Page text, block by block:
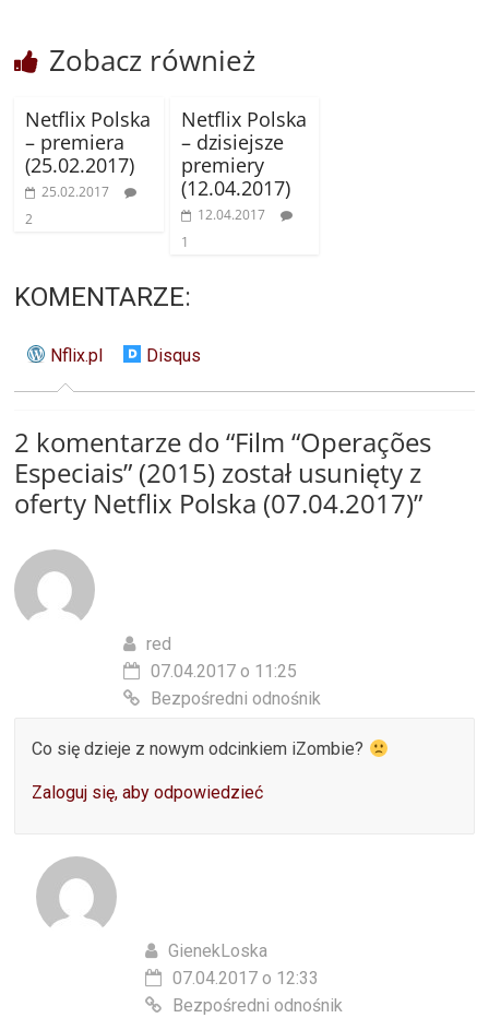
Zobacz również
Netflix Polska
– premiera
(25.02.2017)
25.02.2017
2
Netflix Polska
– dzisiejsze
premiery
(12.04.2017)
12.04.2017
1
KOMENTARZE:
Nflix.pl Disqus
2 komentarze do “Film “Operações
Especiais” (2015) został usunięty z
oferty Netflix Polska (07.04.2017)”
red
07.04.2017 o 11:25
Bezpośredni odnośnik
Co się dzieje z nowym odcinkiem iZombie?
Zaloguj się, aby odpowiedzieć
GienekLoska
07.04.2017 o 12:33
Bezpośredni odnośnik